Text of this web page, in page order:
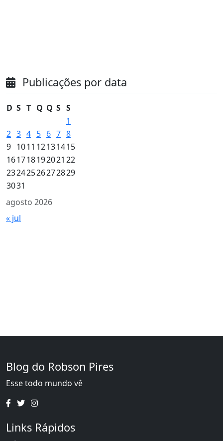
Publicações por data
agosto 2026
D S T Q Q S S
1
2 3 4 5 6 7 8
9 1011 12131415
161718192021 22
23242526272829
3031
« jul
Blog do Robson Pires
Esse todo mundo vê
Links Rápidos